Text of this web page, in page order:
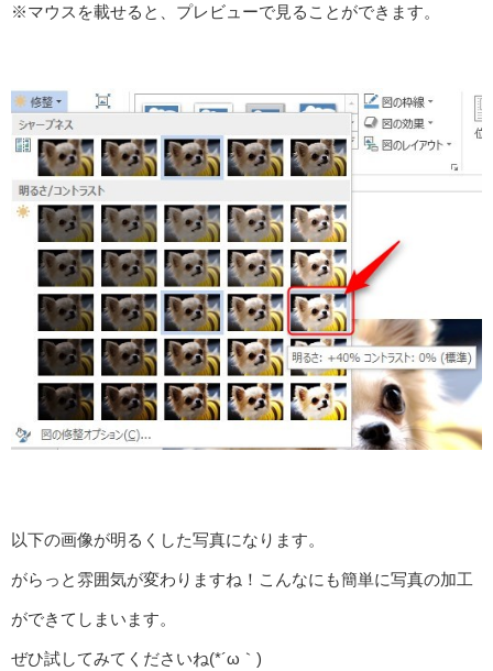
※マウスを載せると、プレビューで見ることができます。
以下の画像が明るくした写真になります。
がらっと雰囲気が変わりますね！こんなにも簡単に写真の加工
ができてしまいます。
ぜひ試してみてくださいね(*´ω｀)